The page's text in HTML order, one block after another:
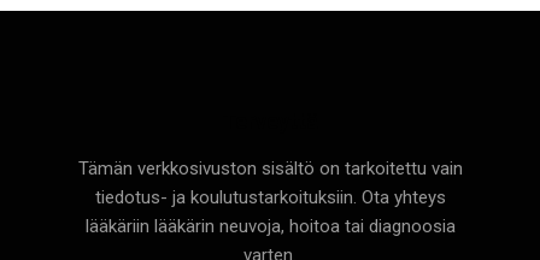
Tämän verkkosivuston sisältö on tarkoitettu vain
tiedotus- ja koulutustarkoituksiin. Ota yhteys
lääkäriin lääkärin neuvoja, hoitoa tai diagnoosia
varten.